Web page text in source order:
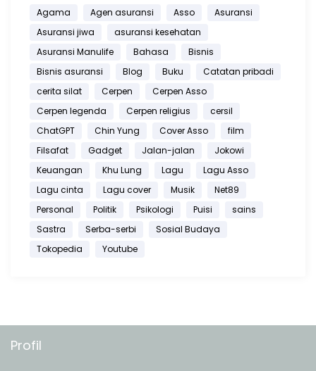
Agama Agen asuransi Asso
Asuransi
Asuransi jiwa
asuransi kesehatan
Asuransi Manulife
Bahasa
Bisnis
Bisnis asuransi
Blog Buku
Catatan pribadi
cerita silat
Cerpen
Cerpen Asso
Cerpen legenda
Cerpen religius
cersil
ChatGPT
Chin Yung Cover Asso
film
Filsafat
Gadget Jalan-jalan
Jokowi
Keuangan
Khu Lung Lagu
Lagu Asso
Lagu cinta
Lagu cover Musik
Net89
Personal
Politik Psikologi Puisi
sains
Sastra
Serba-serbi
Sosial Budaya
Tokopedia
Youtube
Profil